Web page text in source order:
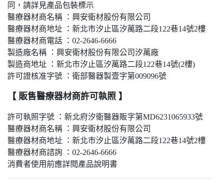
同，請詳見產品包裝標示
醫療器材商名稱 ：興安衛材股份有限公司
醫療器材商地址 ：新北市汐止區汐萬路二段122巷14號2樓
醫療器材商電話 ：02-2646-6666
製造廠名稱 ：興安衛材股份有限公司汐萬廠
製造商地址 ：新北市汐止區汐萬路二段122巷14號(2樓)
許可證核准字號 ：衛部醫器製壹字第009096號
【 販售醫療器材商許可執照 】
許可執照字號 ：新北府汐衛醫器販字第MD6231065933號
醫療器材商名稱 ：興安衛材股份有限公司
醫療器材商地址 ：新北市汐止區汐萬路二段122巷14號2樓
醫療器材商諮詢 ：02-2646-6666
消費者使用前應詳閱產品說明書